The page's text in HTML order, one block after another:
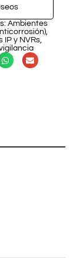
Ambientes
,
IP y NVRs,